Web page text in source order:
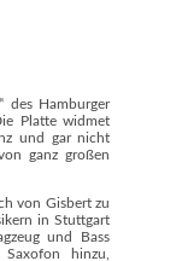
des Hamburger
Platte widmet
und gar nicht
ganz großen
von Gisbert zu
in Stuttgart
und Bass
hinzu,